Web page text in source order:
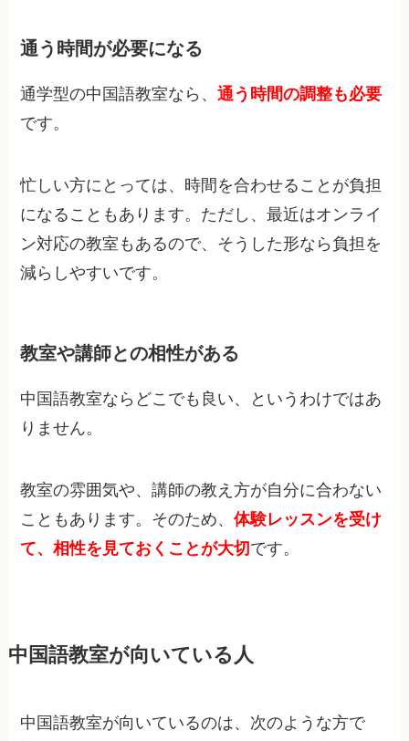
通う時間が必要になる
通学型の中国語教室なら、通う時間の調整も必要
です。
忙しい方にとっては、時間を合わせることが負担
になることもあります。ただし、最近はオンライ
ン対応の教室もあるので、そうした形なら負担を
減らしやすいです。
教室や講師との相性がある
中国語教室ならどこでも良い、というわけではあ
りません。
教室の雰囲気や、講師の教え方が自分に合わない
こともあります。そのため、体験レッスンを受け
て、相性を見ておくことが大切です。
中国語教室が向いている人
中国語教室が向いているのは、次のような方で